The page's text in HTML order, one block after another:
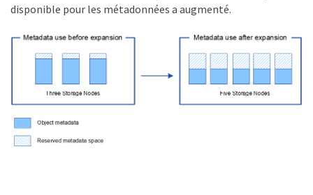
disponible pour les métadonnées a augmenté.